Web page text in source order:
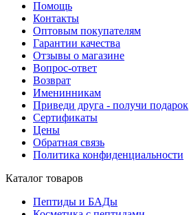
Помощь
Контакты
Оптовым покупателям
Гарантии качества
Отзывы о магазине
Вопрос-ответ
Возврат
Именинникам
Приведи друга - получи подарок
Сертификаты
Цены
Обратная связь
Политика конфиденциальности
Каталог товаров
Пептиды и БАДы